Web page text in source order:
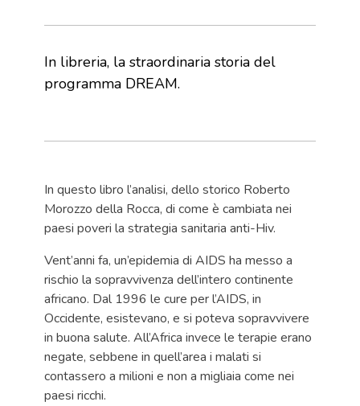
In libreria, la straordinaria storia del
programma DREAM.
In questo libro l’analisi, dello storico Roberto
Morozzo della Rocca, di come è cambiata nei
paesi poveri la strategia sanitaria anti-Hiv.
Vent’anni fa, un’epidemia di AIDS ha messo a
rischio la sopravvivenza dell’intero continente
africano. Dal 1996 le cure per l’AIDS, in
Occidente, esistevano, e si poteva sopravvivere
in buona salute. All’Africa invece le terapie erano
negate, sebbene in quell’area i malati si
contassero a milioni e non a migliaia come nei
paesi ricchi.